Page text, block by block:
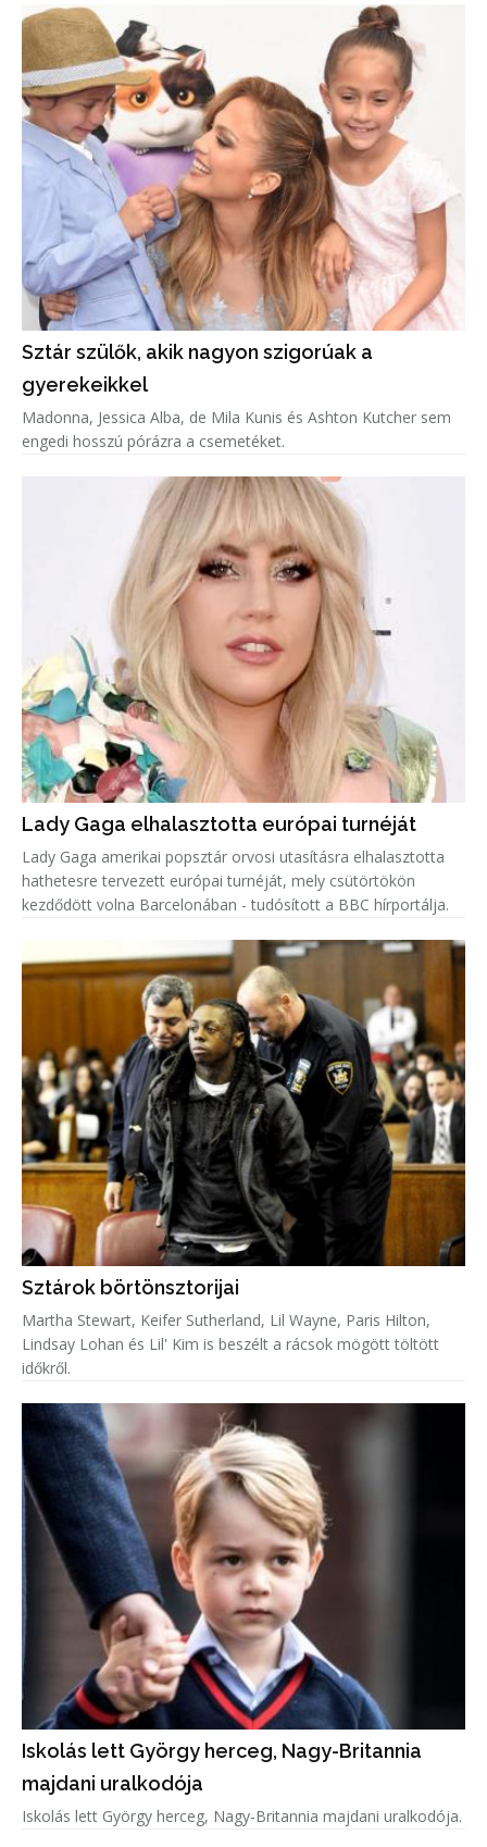
Sztár szülők, akik nagyon szigorúak a
gyerekeikkel
Madonna, Jessica Alba, de Mila Kunis és Ashton Kutcher sem
engedi hosszú pórázra a csemetéket.
Lady Gaga elhalasztotta európai turnéját
Lady Gaga amerikai popsztár orvosi utasításra elhalasztotta
hathetesre tervezett európai turnéját, mely csütörtökön
kezdődött volna Barcelonában - tudósított a BBC hírportálja.
Sztárok börtönsztorijai
Martha Stewart, Keifer Sutherland, Lil Wayne, Paris Hilton,
Lindsay Lohan és Lil' Kim is beszélt a rácsok mögött töltött
időkről.
Iskolás lett György herceg, Nagy-Britannia
majdani uralkodója
Iskolás lett György herceg, Nagy-Britannia majdani uralkodója.